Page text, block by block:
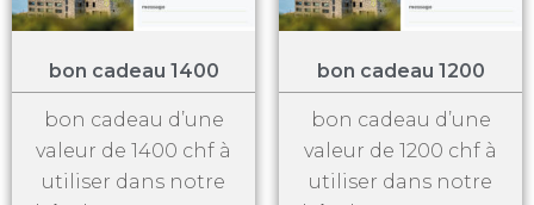
bon cadeau 1400
bon cadeau d’une
valeur de 1400 chf à
utiliser dans notre
bon cadeau 1200
bon cadeau d’une
valeur de 1200 chf à
utiliser dans notre